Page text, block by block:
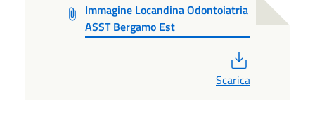
Immagine Locandina Odontoiatria
ASST Bergamo Est
Scarica